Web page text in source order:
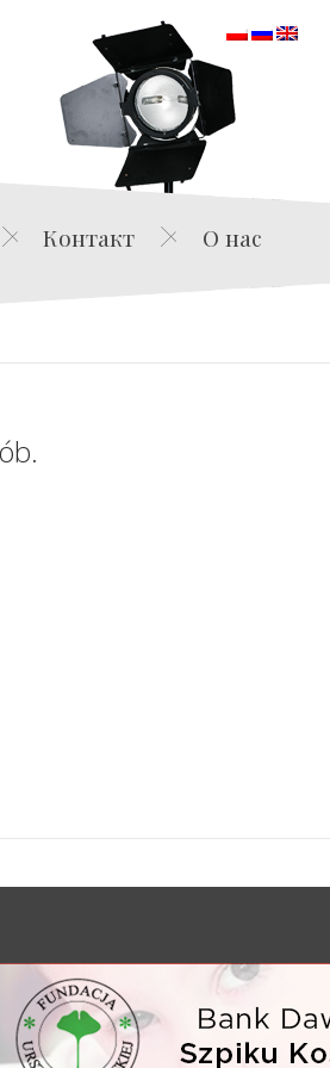
Aktorska
Контакт О нас